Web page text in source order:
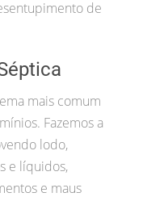
de
mais comum
Fazemos a
lodo,
e líquidos,
e maus